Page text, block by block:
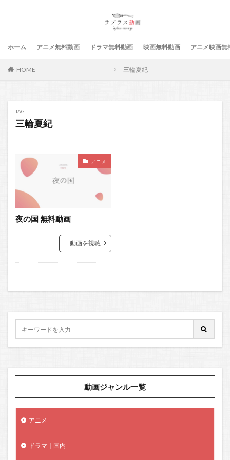
ホーム アニメ無料動画 ドラマ無料動画 映画無料動画 アニメ映画無
HOME 三輪夏紀
TAG
三輪夏紀
アニメ
夜の国 無料動画
動画を視聴
動画ジャンル一覧
アニメ
ドラマ｜国内